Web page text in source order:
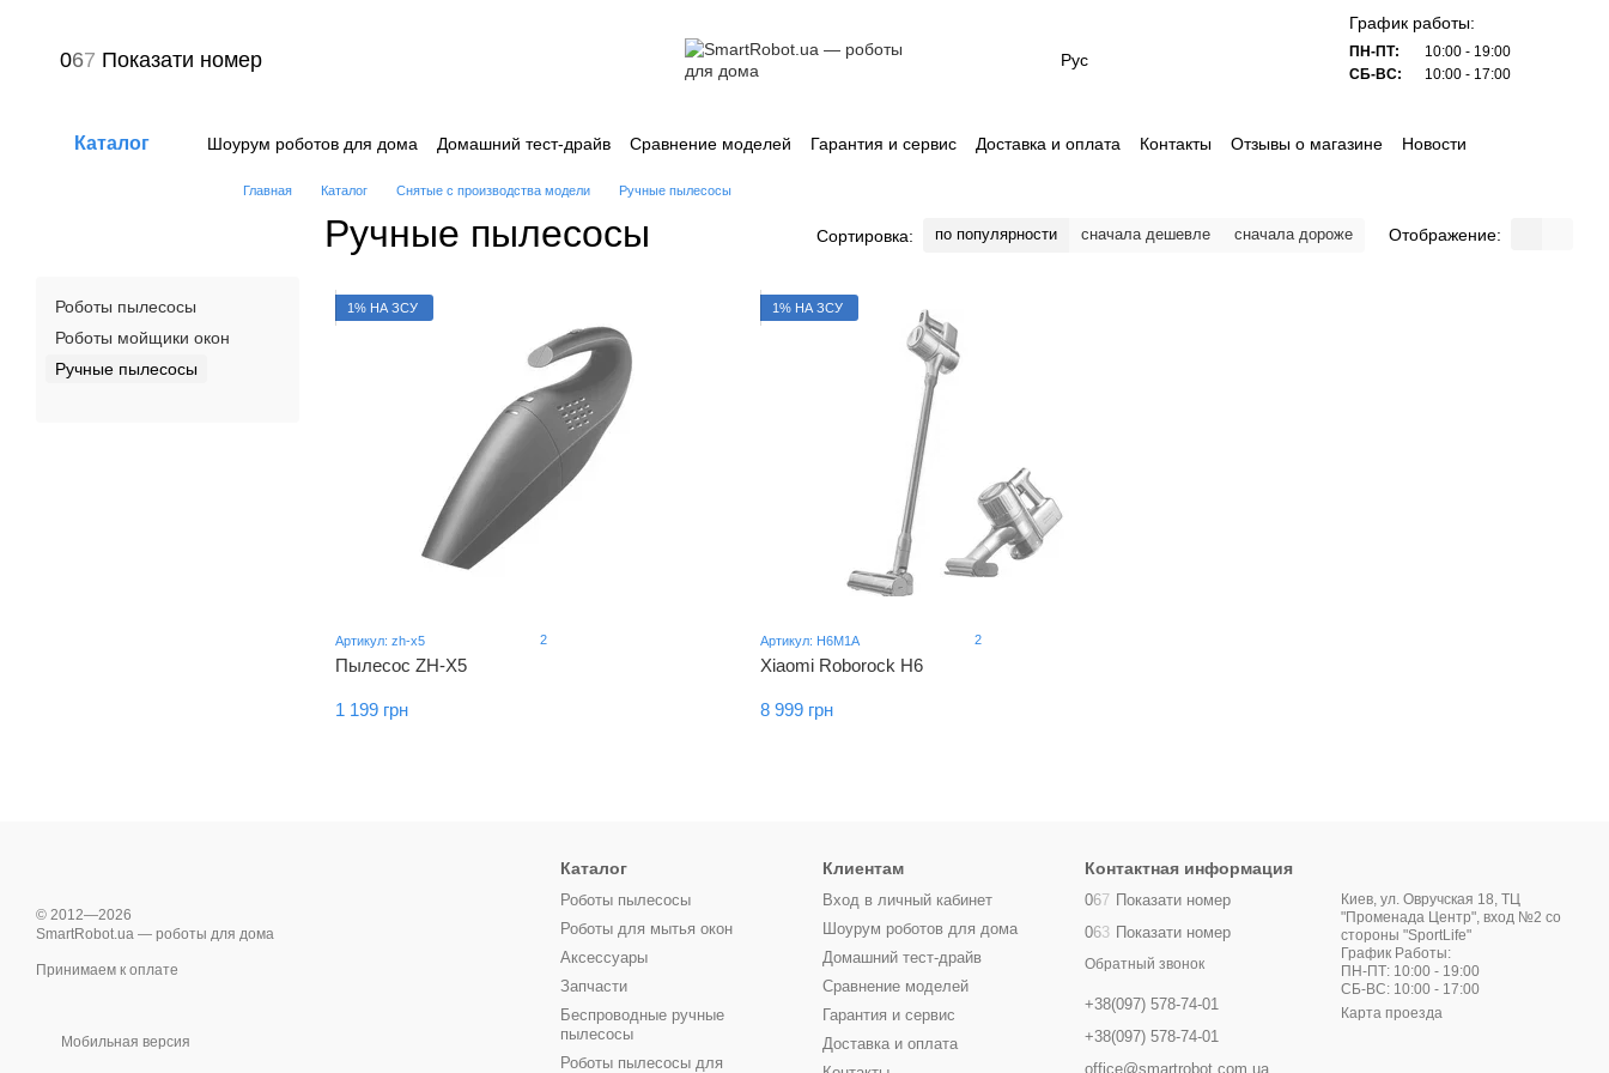
067 Показати номер Рус
График работы:
ПН-ПТ:
10:00 - 19:00
СБ-ВС:
10:00 - 17:00
Каталог Шоурум роботов для дома Домашний тест-драйв Сравнение моделей Гарантия и сервис Доставка и оплата Контакты Отзывы о магазине
Новости
Главная Каталог Снятые с производства модели Ручные пылесосы
Ручные пылесосы Сортировка: по популярности сначала дешевле сначала дороже Отображение:
1% НА ЗСУ
Артикул: zh-x5 2
Пылесос ZH-X5
1 199 грн
1% НА ЗСУ
Артикул: H6M1A 2
Xiaomi Roborock H6
8 999 грн
Роботы пылесосы
Роботы мойщики окон
Ручные пылесосы
© 2012—2026
SmartRobot.ua — роботы для дома
Принимаем к оплате
Мобильная версия
Каталог
Роботы пылесосы
Роботы для мытья окон
Аксессуары
Запчасти
Беспроводные ручные
пылесосы
Роботы пылесосы для
Клиентам
Вход в личный кабинет
Шоурум роботов для дома
Домашний тест-драйв
Сравнение моделей
Гарантия и сервис
Доставка и оплата
Контактная информация
067 Показати номер
063 Показати номер
Обратный звонок
+38(097) 578-74-01
+38(097) 578-74-01
office@smartrobot.com.ua
Киев, ул. Овручская 18, ТЦ
"Променада Центр", вход №2 со
стороны "SportLife"
График Работы:
ПН-ПТ: 10:00 - 19:00
СБ-ВС: 10:00 - 17:00
Карта проезда